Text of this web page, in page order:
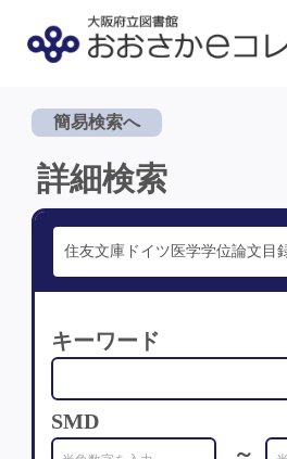
簡易検索へ
詳細検索
キーワード
SMD
～